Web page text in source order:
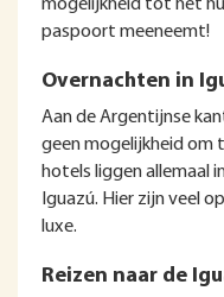
mogelijkheid tot het
paspoort meeneemt!
Overnachten in
Aan de Argentijnse
geen mogelijkheid om
hotels liggen allemaal
Iguazú. Hier zijn veel
luxe.
Reizen naar de